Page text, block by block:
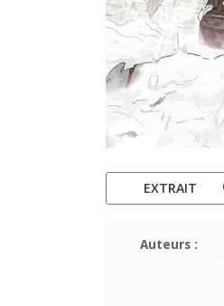
EXTRAIT
Auteurs :